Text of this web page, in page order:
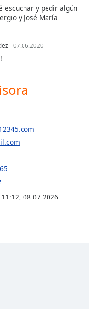
escuchar y pedir algún
y José María
07.06.2020
11:12, 08.07.2026